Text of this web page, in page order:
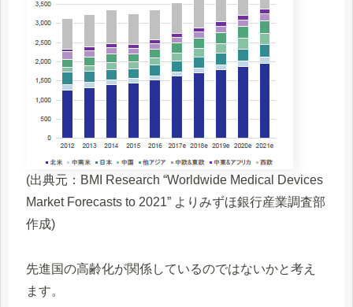
(出典元：BMI Research “Worldwide Medical Devices
Market Forecasts to 2021” よりみずほ銀行産業調査部
作成)
先進国の高齢化が関係しているのではないかと考え
ます。